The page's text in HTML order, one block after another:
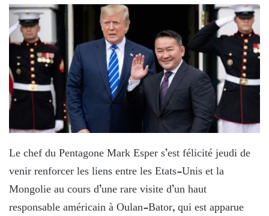
Le chef du Pentagone Mark Esper s’est félicité jeudi de
venir renforcer les liens entre les Etats-Unis et la
Mongolie au cours d’une rare visite d’un haut
responsable américain à Oulan-Bator, qui est apparue